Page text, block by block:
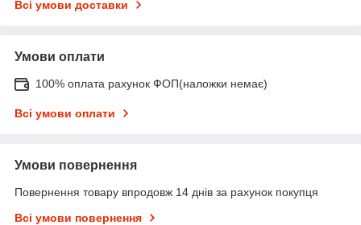
Всі умови доставки
Умови оплати
100% оплата рахунок ФОП(наложки немає)
Всі умови оплати
Умови повернення
Повернення товару впродовж 14 днів за рахунок покупця
Всі умови повернення